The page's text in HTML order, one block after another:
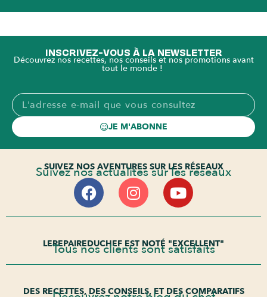
INSCRIVEZ-VOUS À LA NEWSLETTER
Découvrez nos recettes, nos conseils et nos promotions avant
tout le monde !
JE M'ABONNE
SUIVEZ NOS AVENTURES SUR LES RÉSEAUX
Suivez nos actualités sur les réseaux
LEREPAIREDUCHEF EST NOTÉ "EXCELLENT"
Tous nos clients sont satisfaits
DES RECETTES, DES CONSEILS, ET DES COMPARATIFS